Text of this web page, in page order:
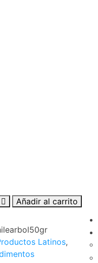
Añadir al carrito
Latinos,